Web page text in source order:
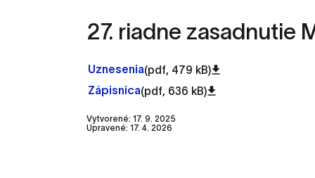
27. riadne zasadnutie
Uznesenia(pdf, 479 kB)
Zápisnica(pdf, 636 kB)
Vytvorené: 17. 9. 2025
Upravené: 17. 4. 2026
Nastavenie cookies